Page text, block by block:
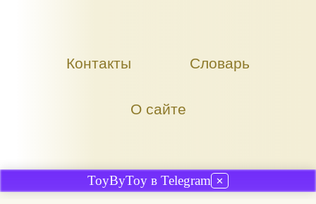
Контакты Словарь
О сайте
ToyByToy в Telegram ✕